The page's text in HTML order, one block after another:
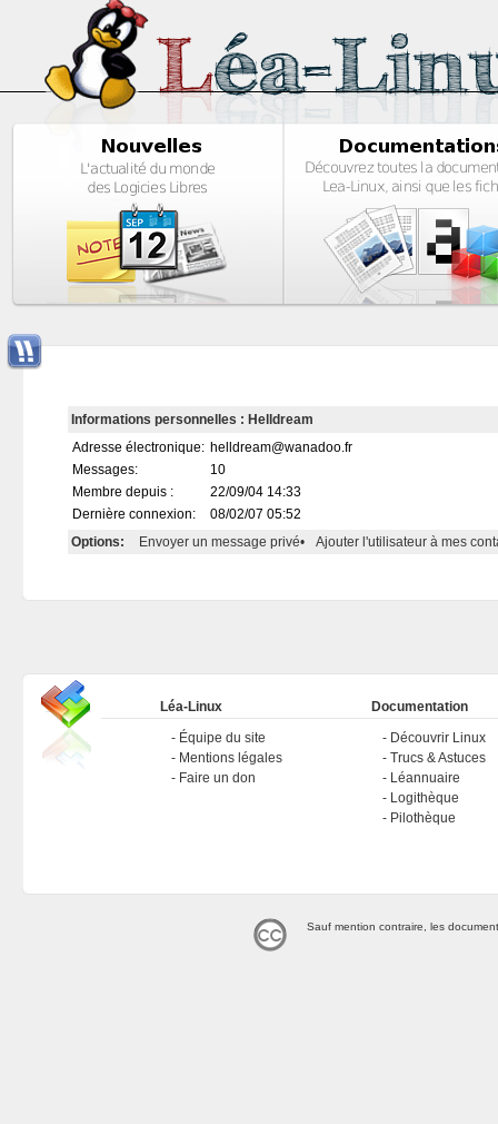
Informations personnelles : Helldream
Adresse électronique: helldream@wanadoo.fr
Messages:
10
Membre depuis :
22/09/04 14:33
Dernière connexion:
08/02/07 05:52
Options:
Envoyer un message privé• Ajouter l'utilisateur à mes
Léa-Linux
Équipe du site
Mentions légales
Faire un don
Documentation
Découvrir Linux
Trucs & Astuces
Léannuaire
Logithèque
Pilothèque
Sauf mention contraire, les